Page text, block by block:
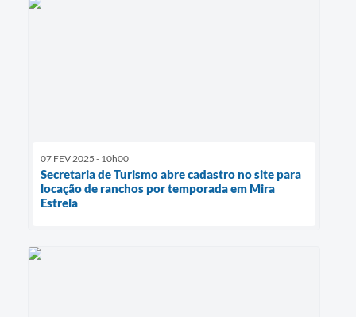
07 FEV 2025 - 10h00
Secretaria de Turismo abre cadastro no site para
locação de ranchos por temporada em Mira
Estrela